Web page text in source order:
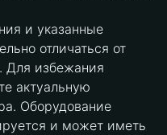
и указанные
отличаться от
Для избежания
актуальную
Оборудование
и может иметь